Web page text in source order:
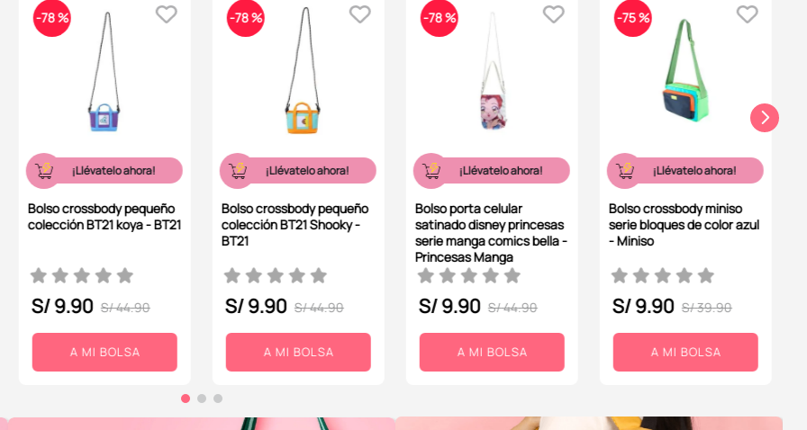
-78 %
¡Llévatelo ahora!
Bolso crossbody pequeño
colección BT21 koya - BT21
S/44.90
S/9.90
A MI BOLSA
-78 %
¡Llévatelo ahora!
Bolso crossbody pequeño
colección BT21 Shooky -
BT21
S/44.90
S/9.90
A MI BOLSA
-78 %
¡Llévatelo ahora!
Bolso porta celular
satinado disney princesas
serie manga comics bella -
Princesas Manga
S/44.90
S/9.90
A MI BOLSA
-75 %
¡Llévatelo ahora!
Bolso crossbody miniso
serie bloques de color azul
- Miniso
S/39.90
S/9.90
A MI BOLSA